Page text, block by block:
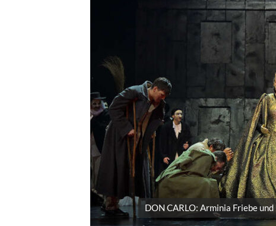
DON CARLO: Arminia Friebe